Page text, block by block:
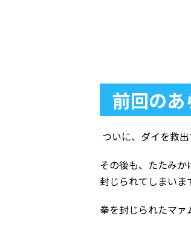
前回のあ
ついに、ダイを救
その後も、たたみ
封じられてしまいま
拳を封じられたマァ